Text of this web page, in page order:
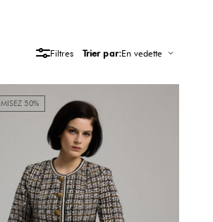
Filtres Trier par:En vedette
50%